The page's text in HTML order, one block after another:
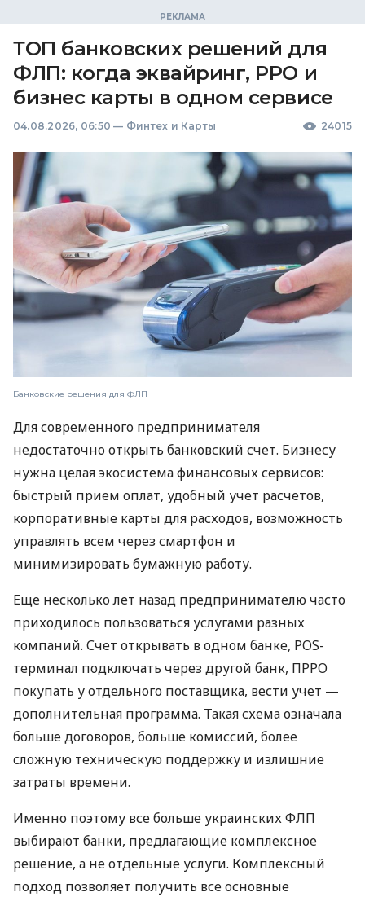
ТОП банковских решений для
ФЛП: когда эквайринг, РРО и
бизнес карты в одном сервисе
04.08.2026, 06:50 — Финтех и Карты 24015
Банковские решения для ФЛП
Для современного предпринимателя
недостаточно открыть банковский счет. Бизнесу
нужна целая экосистема финансовых сервисов:
быстрый прием оплат, удобный учет расчетов,
корпоративные карты для расходов, возможность
управлять всем через смартфон и
минимизировать бумажную работу.
Еще несколько лет назад предпринимателю часто
приходилось пользоваться услугами разных
компаний. Счет открывать в одном банке, POS-
терминал подключать через другой банк, ПРРО
покупать у отдельного поставщика, вести учет —
дополнительная программа. Такая схема означала
больше договоров, больше комиссий, более
сложную техническую поддержку и излишние
затраты времени.
Именно поэтому все больше украинских ФЛП
выбирают банки, предлагающие комплексное
решение, а не отдельные услуги. Комплексный
подход позволяет получить все основные